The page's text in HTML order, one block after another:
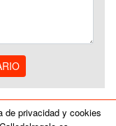
de privacidad y cookies